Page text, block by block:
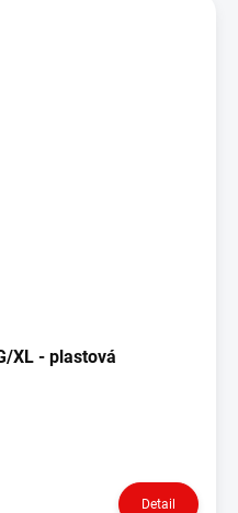
XL - plastová
Detail